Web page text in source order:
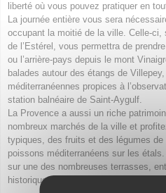
liberté où vous pouvez pratiquer en
La journée entière vous sera
occupant la moitié de la ville. Celle-
de l’Estérel, vous permettra de
ou l’arrière-pays depuis le mont
balades autour des étangs de
méditerranéennes propices à
station balnéaire de Saint-Aygulf.
La Provence a aussi un riche
nombreux marchés de la ville et
typiques, des fruits et des légumes
poissons méditerranéens sur les
sur une des nombreuses terrasses,
historique.